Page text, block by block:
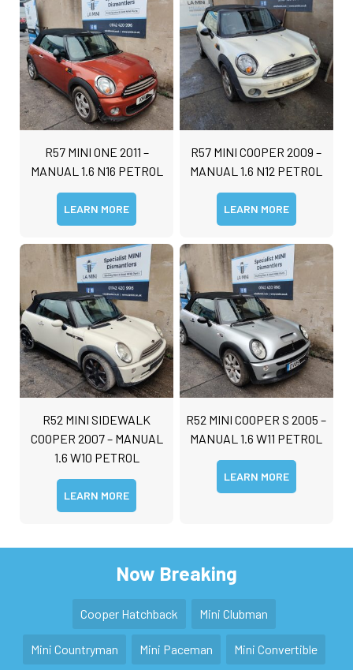
R57 MINI ONE 2011 –
MANUAL 1.6 N16 PETROL
LEARN MORE
R57 MINI COOPER 2009 –
MANUAL 1.6 N12 PETROL
LEARN MORE
R52 MINI SIDEWALK
COOPER 2007 – MANUAL
1.6 W10 PETROL
LEARN MORE
R52 MINI COOPER S 2005 –
MANUAL 1.6 W11 PETROL
LEARN MORE
Now Breaking
Cooper Hatchback Mini Clubman
Mini Countryman Mini Paceman Mini Convertible